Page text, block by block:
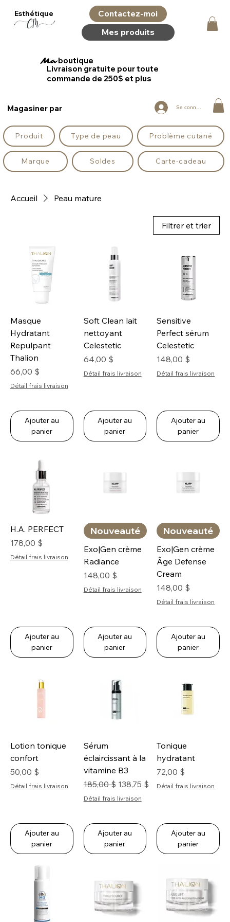
Esthétique
Contactez-moi
Mes produits
Accueil Peau mature
Filtrer et trier
Masque
Hydratant
Repulpant
Thalion
Prix
66,00 $
Détail frais livraison
Ajouter au
panier
Soft Clean lait
nettoyant
Celestetic
Prix
64,00 $
Détail frais livraison
Ajouter au
panier
Sensitive
Perfect sérum
Celestetic
Prix
148,00 $
Détail frais livraison
Ajouter au
panier
H.A. PERFECT
Prix
178,00 $
Détail frais livraison
Ajouter au
panier
Nouveauté
Exo|Gen crème
Radiance
Prix
148,00 $
Détail frais livraison
Ajouter au
panier
Nouveauté
Exo|Gen crème
Âge Defense
Cream
Prix
148,00 $
Détail frais livraison
Ajouter au
panier
Lotion tonique
confort
Prix
50,00 $
Détail frais livraison
Ajouter au
panier
Sérum
éclaircissant à la
vitamine B3
Prix original
185,00 $ Prix promotionnel
138,75 $
Détail frais livraison
Ajouter au
panier
Tonique
hydratant
Prix
72,00 $
Détail frais livraison
Ajouter au
panier
Maboutique
Livraison gratuite pour toute
commande de 250$ et plus
Se connecter
Magasiner par
Produit Type de peau Problème cutané
Marque Soldes Carte-cadeau